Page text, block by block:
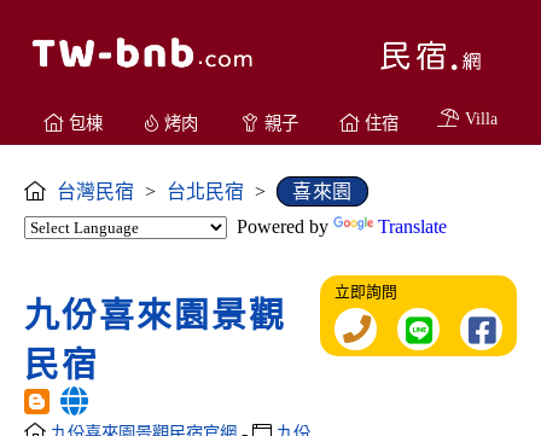
包棟 烤肉 親子 住宿 Villa
台灣民宿 > 台北民宿 >
喜來園
Powered by
Translate
九份喜來園景觀
民宿
立即詢問